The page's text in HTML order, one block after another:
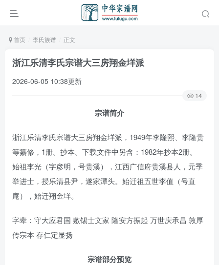
首页 李氏族谱 正文
浙江乐清李氏宗谱大三房翔金垟派
2026-06-05 10:38更新
14
宗谱简介
浙江乐清李氏宗谱大三房翔金垟派，1949年李隆熙、李隆贵
等纂修，1册。抄本。下载文件中另含：1982年抄本2册。
始祖李光（字彦明，号贵溪），江西广信府贵溪县人，元季
举进士，授乐清县尹，遂家潭头。始迁祖五世李值（号直
庵），始迁翔金垟。
字辈：守大应君国 敷锡士文家 隆安方振起 万世庆承昌 敦厚
传宗本 存仁定显扬
宗谱部分预览